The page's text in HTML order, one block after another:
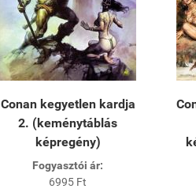
Conan kegyetlen kardja
2. (keménytáblás
képregény)
Fogyasztói ár:
6995 Ft